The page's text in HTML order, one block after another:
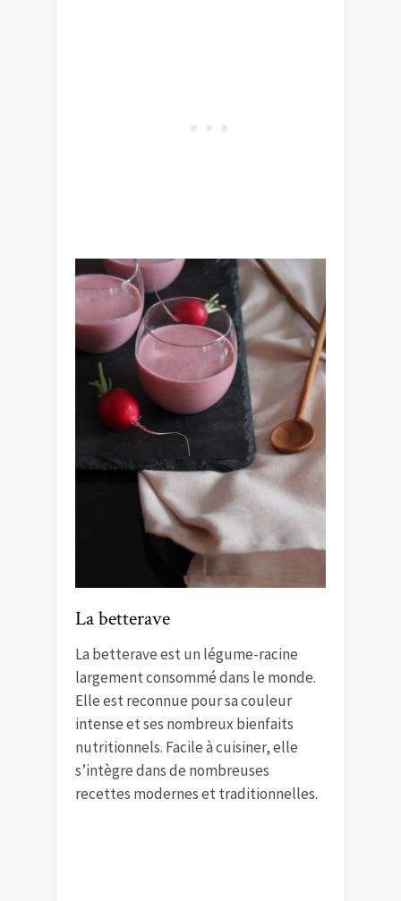
La betterave
La betterave est un légume-racine
largement consommé dans le monde.
Elle est reconnue pour sa couleur
intense et ses nombreux bienfaits
nutritionnels. Facile à cuisiner, elle
s’intègre dans de nombreuses
recettes modernes et traditionnelles.